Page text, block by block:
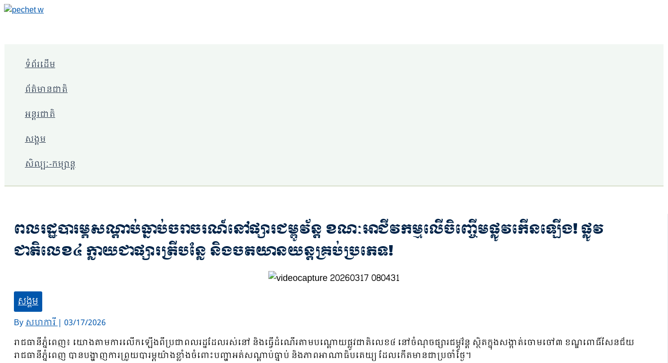
Skip
ទំព័រដើម
ព័ត៌មានជាតិ
អន្តរជាតិ
សង្គម
សិល្បៈ-កម្សាន្ត
ពលរដ្ឋបារម្ភសណ្ដាប់ធ្នាប់ចរាចរណ៍នៅផ្សារជម្ពូវ័ន្ត ខណៈអាជីវកម្មលើចិញ្ចើមផ្លូវកើនឡើង! ផ្លូវ
ជាតិលេខ៤ ក្លាយជាផ្សារត្រីបន្លែ និងចតយានយន្តគ្រប់ប្រភេទ!
សង្គម
Byសហការី| 03/17/2026
រាជធានីភ្នំពេញ៖ យោងតាមការលើកឡើងពីប្រជាពលរដ្ឋដែលរស់នៅ និងធ្វើដំណើរតាមបណ្តោយផ្លូវជាតិលេខ៤ នៅចំណុចផ្សារជម្ពូវ័ន្ត ស្ថិតក្នុងសង្កាត់ចោមចៅ៣ ខណ្ឌពោធិ៍សែនជ័យ
រាជធានីភ្នំពេញ បានបង្ហាញការព្រួយបារម្ភយ៉ាងខ្លាំងចំពោះបញ្ហាអត់សណ្ដាប់ធ្នាប់ និងភាពអាណាធិបតេយ្យ ដែលកើតមានជាប្រចាំថ្ងៃ។